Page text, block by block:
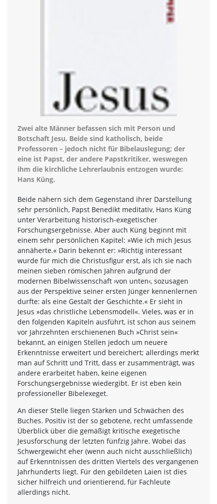
Zwei alte Männer befassen sich mit Person und
Botschaft Jesu. Beide sind katholisch, beide
Professoren – jedoch nicht für Bibelauslegung; der
eine ist Papst, der andere Papstkritiker, weswegen
ihm die kirchliche Lehrerlaubnis entzogen wurde:
Hans Küng.
Beide nähern sich dem Gegenstand ihrer Darstellung
sehr persönlich, Papst Benedikt meditativ, Hans Küng
unter Verarbeitung historisch-exegetischer
Forschungsergebnisse. Aber auch Küng beginnt mit
einem sehr persönlichen Kapitel: »Wie ich mich Jesus
annäherte.« Darin bekennt er: »Richtig interessant
wurde für mich die Christusfigur erst, als ich sie nach
meinen sieben römischen Jahren aufgrund der
modernen Bibelwissenschaft ›von unten‹, sozusagen
aus der Perspektive seiner ersten Jünger kennenlernen
durfte: als eine Gestalt der Geschichte.« Er sieht in
Jesus »das christliche Lebensmodell«. Vieles, was er in
den folgenden Kapiteln ausführt, ist schon aus seinem
vor Jahrzehnten erschienenen Buch »Christ sein«
bekannt, an einigen Stellen jedoch um neuere
Erkenntnisse erweitert und bereichert; allerdings merkt
man auf Schritt und Tritt, dass er zusammenträgt, was
andere erarbeitet haben, keine eigenen
Forschungsergebnisse wiedergibt. Er ist eben kein
professioneller Bibelexeget.
An dieser Stelle liegen Stärken und Schwächen des
Buches. Positiv ist der so gebotene, recht umfassende
Überblick über die gemäßigt kritische exegetische
Jesusforschung der letzten fünfzig Jahre. Wobei das
Schwergewicht eher (wenn auch nicht ausschließlich)
auf Erkenntnissen des dritten Viertels des vergangenen
Jahrhunderts liegt. Für den gebildeten Laien ist dies
sicher hilfreich und orientierend, für Fachleute
allerdings nicht.